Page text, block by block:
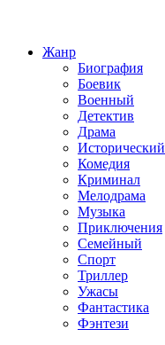
Жанр
Биография
Боевик
Военный
Детектив
Драма
Исторический
Комедия
Криминал
Мелодрама
Музыка
Приключения
Семейный
Спорт
Триллер
Ужасы
Фантастика
Фэнтези